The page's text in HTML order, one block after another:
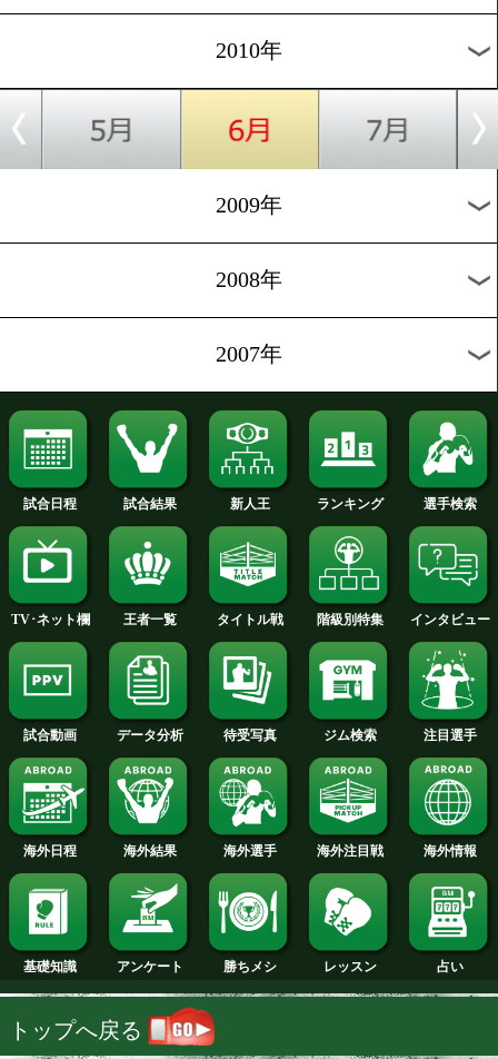
2015年
2014年
2012年
2011年
2010年
2009年
2008年
2007年
試合結果